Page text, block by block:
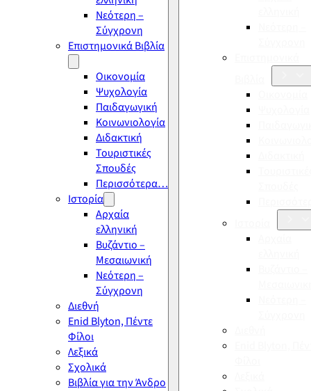
Νεότερη –
Σύγχρονη
Επιστημονικά Βιβλία
Οικονομία
Ψυχολογία
Παιδαγωγική
Κοινωνιολογία
Διδακτική
Τουριστικές
Σπουδές
Περισσότερα…
Ιστορία
Αρχαία
ελληνική
Βυζάντιο –
Μεσαιωνική
Νεότερη –
Σύγχρονη
Διεθνή
Enid Blyton, Πέντε
Φίλοι
Λεξικά
Σχολικά
Βιβλία για την Άνδρο